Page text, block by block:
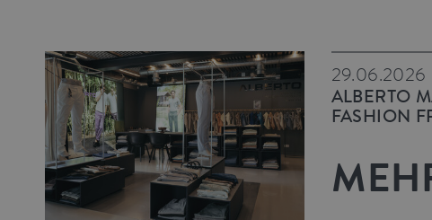
29.06.2026
ALBERTO
FASHION